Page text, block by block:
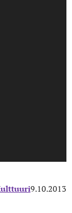
9.10.2013